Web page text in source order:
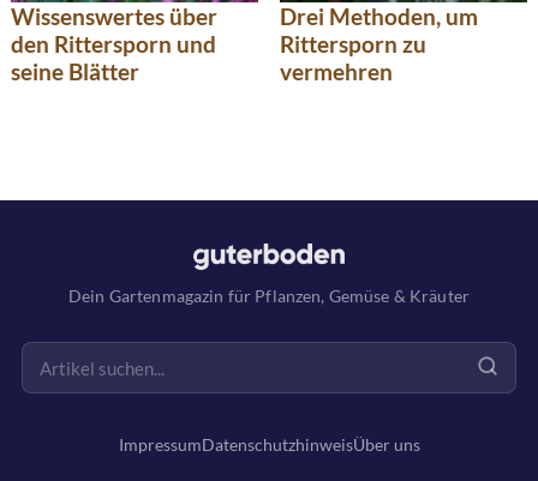
Wissenswertes über
den Rittersporn und
seine Blätter
Drei Methoden, um
Rittersporn zu
vermehren
Dein Gartenmagazin für Pflanzen, Gemüse & Kräuter
ImpressumDatenschutzhinweisÜber uns